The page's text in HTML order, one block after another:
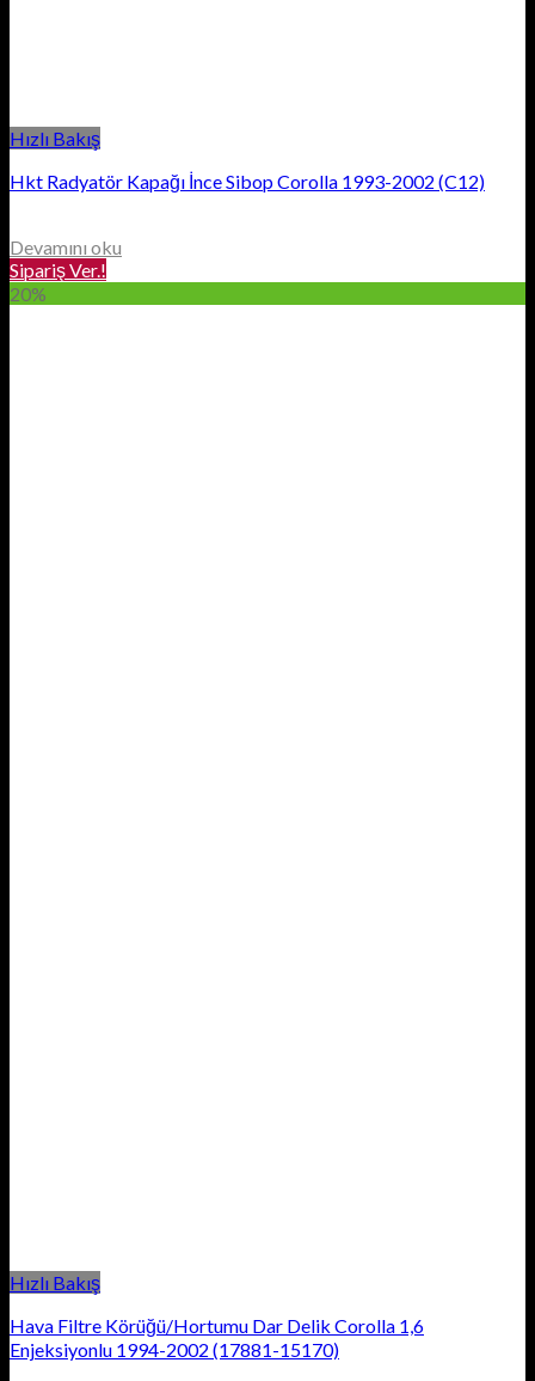
Hızlı Bakış
Hkt Radyatör Kapağı İnce Sibop Corolla 1993-2002 (C12)
Devamını oku
Sipariş Ver.!
20%
Hızlı Bakış
Hava Filtre Körüğü/Hortumu Dar Delik Corolla 1,6
Enjeksiyonlu 1994-2002 (17881-15170)